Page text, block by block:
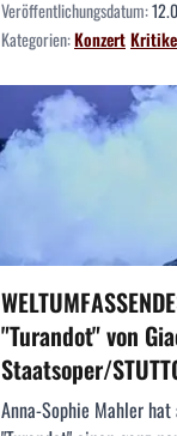
Veröffentlichungsdatum:
Kategorien:Konzert
"Turandot" von
Staatsoper/
Anna-Sophie Mahler